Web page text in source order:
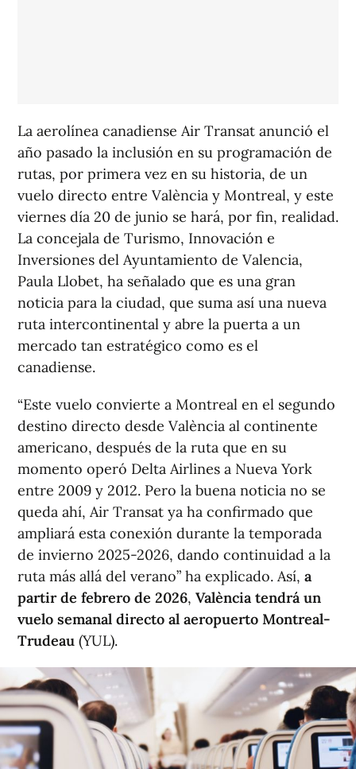
La aerolínea canadiense Air Transat anunció el
año pasado la inclusión en su programación de
rutas, por primera vez en su historia, de un
vuelo directo entre València y Montreal, y este
viernes día 20 de junio se hará, por fin, realidad.
La concejala de Turismo, Innovación e
Inversiones del Ayuntamiento de Valencia,
Paula Llobet, ha señalado que es una gran
noticia para la ciudad, que suma así una nueva
ruta intercontinental y abre la puerta a un
mercado tan estratégico como es el
canadiense.
“Este vuelo convierte a Montreal en el segundo
destino directo desde València al continente
americano, después de la ruta que en su
momento operó Delta Airlines a Nueva York
entre 2009 y 2012. Pero la buena noticia no se
queda ahí, Air Transat ya ha confirmado que
ampliará esta conexión durante la temporada
de invierno 2025-2026, dando continuidad a la
ruta más allá del verano” ha explicado. Así, a
partir de febrero de 2026, València tendrá un
vuelo semanal directo al aeropuerto Montreal-
Trudeau (YUL).